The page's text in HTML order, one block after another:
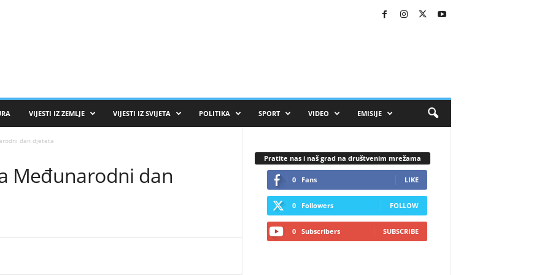
VIJESTI IZ ZEMLJE VIJESTI IZ SVIJETA POLITIKA SPORT VIDEO EMISIJE
dan djeteta
Međunarodni dan
Pratite nas i naš grad na društvenim mrežama
0 Fans LIKE
0 Followers FOLLOW
0 Subscribers SUBSCRIBE